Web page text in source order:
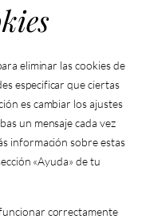
eliminar las cookies de
especificar que ciertas
es cambiar los ajustes
un mensaje cada vez
información sobre estas
«Ayuda» de tu
correctamente